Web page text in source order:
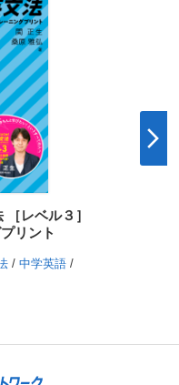
レベル３］
リント
中学英語